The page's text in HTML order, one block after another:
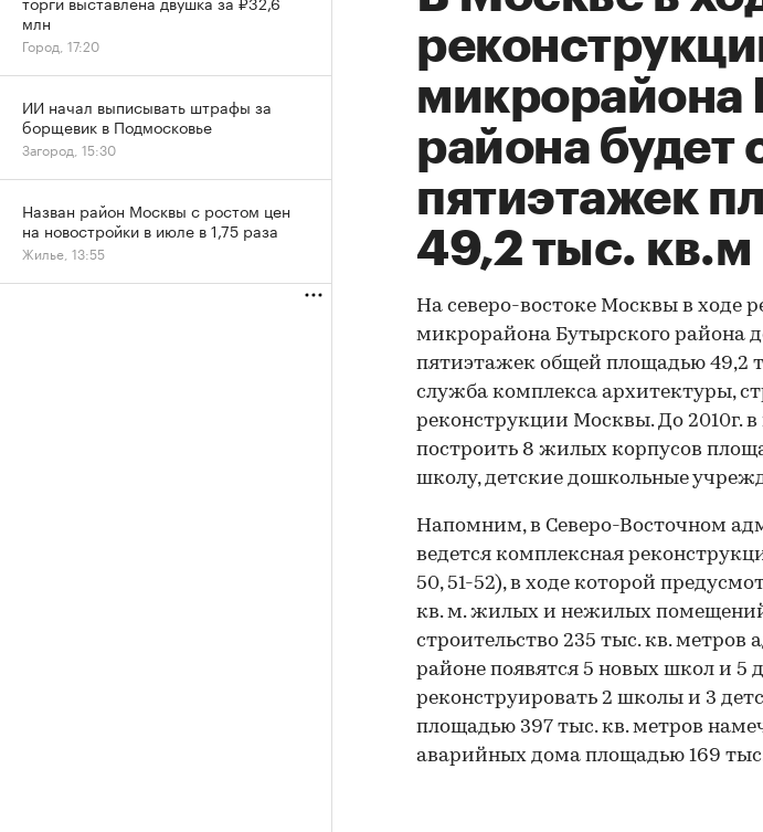
микрорайона
района будет
пятиэтажек
49,2 тыс. кв.м
На северо-востоке Москвы в ходе
микрорайона Бутырского района
пятиэтажек общей площадью 49,2
служба комплекса архитектуры,
реконструкции Москвы. До 2010г.
построить 8 жилых корпусов
школу, детские дошкольные
Напомним, в Северо-Восточном
ведется комплексная
50, 51-52), в ходе которой
кв. м. жилых и нежилых
строительство 235 тыс. кв.
районе появятся 5 новых школ и 5
реконструировать 2 школы и 3
площадью 397 тыс. кв. метров
аварийных дома площадью 169
млн
Город, 17:20
ИИ начал выписывать штрафы за
борщевик в Подмосковье
Загород, 15:30
Назван район Москвы с ростом цен
на новостройки в июле в 1,75 раза
Жилье, 13:55